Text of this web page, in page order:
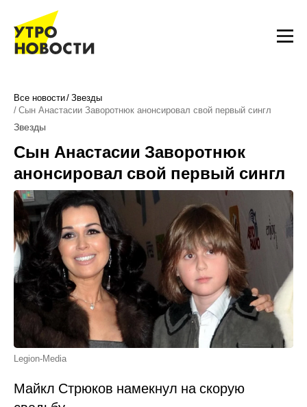
Все новости Звезды
Сын Анастасии Заворотнюк анонсировал свой первый сингл
Звезды
Сын Анастасии Заворотнюк
анонсировал свой первый сингл
Legion-Media
Майкл Стрюков намекнул на скорую